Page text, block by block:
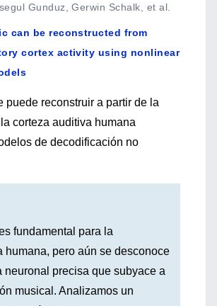
Gunduz, Gerwin Schalk, et al.
can be reconstructed from
cortex activity using nonlinear
puede reconstruir a partir de la
corteza auditiva humana
de decodificación no
fundamental para la
humana, pero aún se desconoce
neuronal precisa que subyace a
musical. Analizamos un